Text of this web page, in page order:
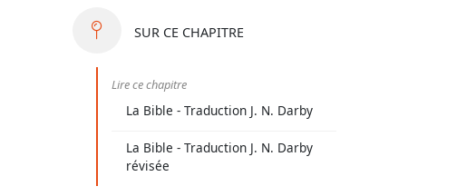
SUR CE CHAPITRE
Lire ce chapitre
La Bible - Traduction J. N. Darby
La Bible - Traduction J. N. Darby
révisée